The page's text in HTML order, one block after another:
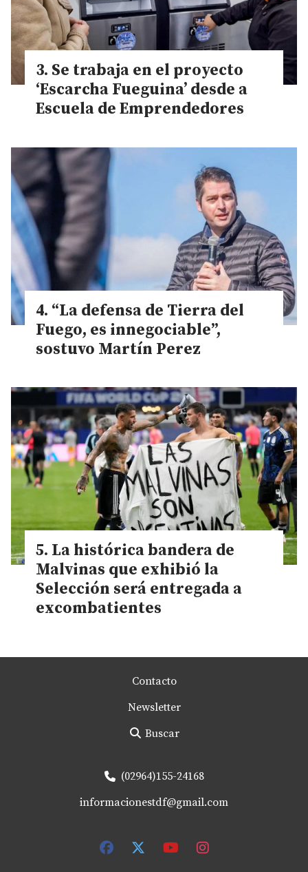
Se trabaja en el proyecto
‘Escarcha Fueguina’ desde a
Escuela de Emprendedores
“La defensa de Tierra del
Fuego, es innegociable”,
sostuvo Martín Perez
La histórica bandera de
Malvinas que exhibió la
Selección será entregada a
excombatientes
Contacto
Newsletter
Buscar
(02964)155-24168
informacionestdf@gmail.com